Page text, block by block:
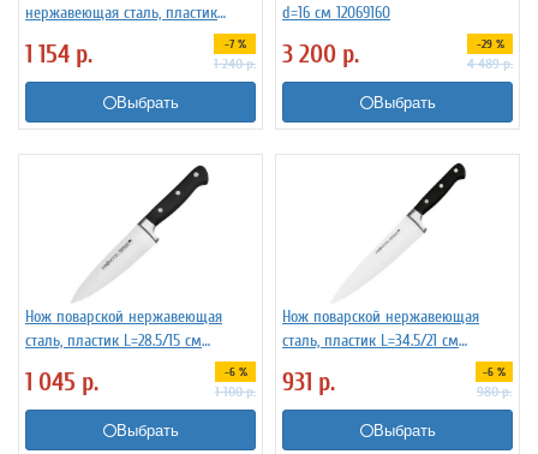
нержавеющая сталь, пластик
L=39/25.5 см ProHotel 4071951
1 154 р. -7 %
1 240р.
Выбрать
d=16 см 12069160
3 200 р. -29 %
4 489р.
Выбрать
Нож поварской нержавеющая
сталь, пластик L=28.5/15 см
1 045 р. -6 %
1 100р.
Выбрать
Нож поварской нержавеющая
сталь, пластик L=34.5/21 см
931 р. -6 %
980р.
Выбрать